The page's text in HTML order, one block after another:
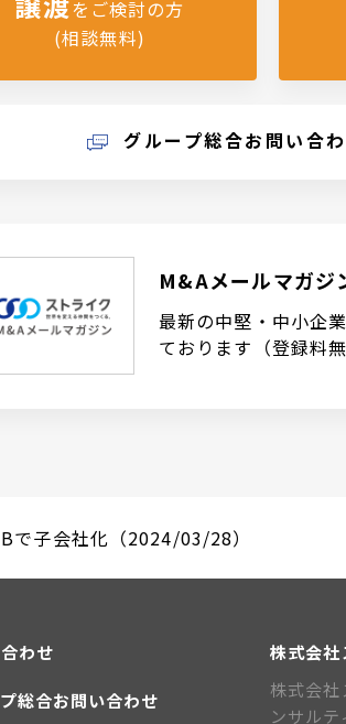
をご検討の方
(相談無料)
グループ総合お問い合
M&Aメールマガジ
最新の中堅・中小企
ております（登録料無
子会社化（2024/03/28）
わせ
総合お問い合わせ
株式会社
株式会
ンサルテ